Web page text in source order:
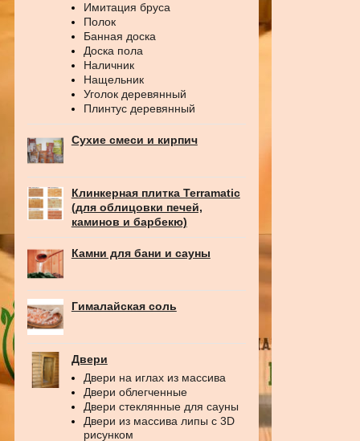
Имитация бруса
Полок
Банная доска
Доска пола
Наличник
Нащельник
Уголок деревянный
Плинтус деревянный
Сухие смеси и кирпич
Клинкерная плитка Terramatic
(для облицовки печей,
каминов и барбекю)
Камни для бани и сауны
Гималайская соль
Двери
Двери на иглах из массива
Двери облегченные
Двери стеклянные для сауны
Двери из массива липы с 3D
рисунком